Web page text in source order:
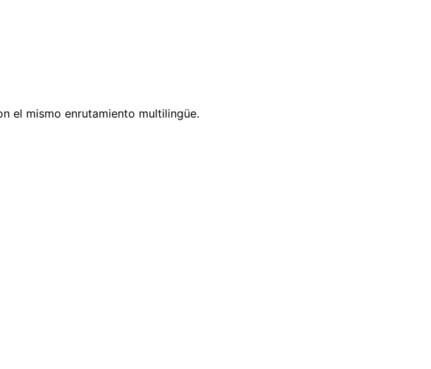
el mismo enrutamiento multilingüe.